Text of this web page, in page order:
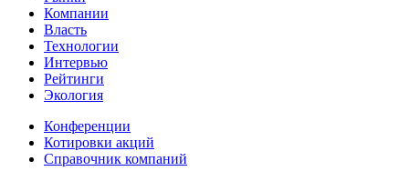
Компании
Власть
Технологии
Интервью
Рейтинги
Экология
Конференции
Котировки акций
Справочник компаний